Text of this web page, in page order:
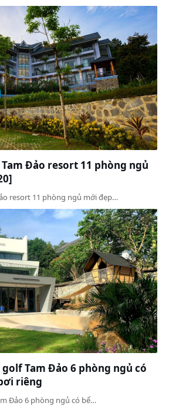
Đảo resort 11 phòng ngủ
resort 11 phòng ngủ mới đẹp…
Tam Đảo 6 phòng ngủ có
riêng
Đảo 6 phòng ngủ có bể…